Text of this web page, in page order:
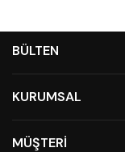
BÜLTEN
KURUMSAL
MÜŞTERİ